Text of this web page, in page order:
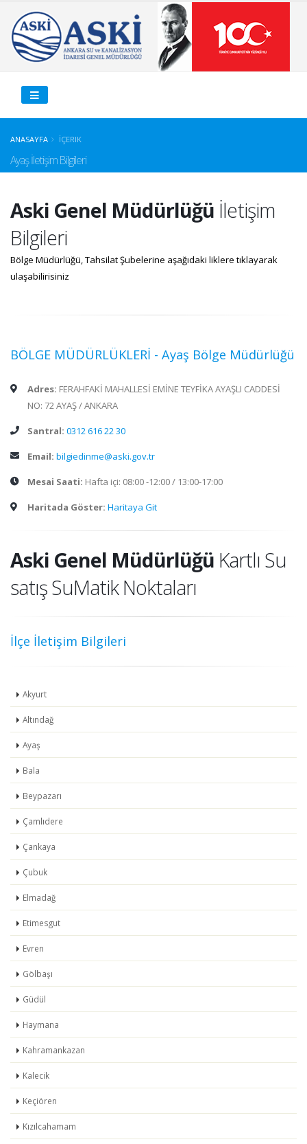
ANASAYFA İÇERIK
Ayaş İletişim Bilgileri
Aski Genel Müdürlüğü İletişim
Bilgileri
Bölge Müdürlüğü, Tahsilat Şubelerine aşağıdaki liklere tıklayarak
ulaşabilirisiniz
BÖLGE MÜDÜRLÜKLERİ - Ayaş Bölge Müdürlüğü
Adres: FERAHFAKİ MAHALLESİ EMİNE TEYFİKA AYAŞLI CADDESİ
NO: 72 AYAŞ / ANKARA
Santral: 0312 616 22 30
Email: bilgiedinme@aski.gov.tr
Mesai Saati: Hafta içi: 08:00 -12:00 / 13:00-17:00
Haritada Göster: Haritaya Git
Aski Genel Müdürlüğü Kartlı Su
satış SuMatik Noktaları
İlçe İletişim Bilgileri
Akyurt
Altındağ
Ayaş
Bala
Beypazarı
Çamlıdere
Çankaya
Çubuk
Elmadağ
Etimesgut
Evren
Gölbaşı
Güdül
Haymana
Kahramankazan
Kalecik
Keçiören
Kızılcahamam